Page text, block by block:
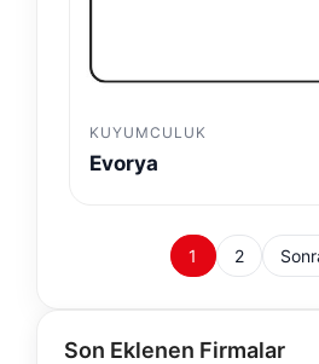
KUYUMCULUK
Evorya
1 2
Son Eklenen Firmalar